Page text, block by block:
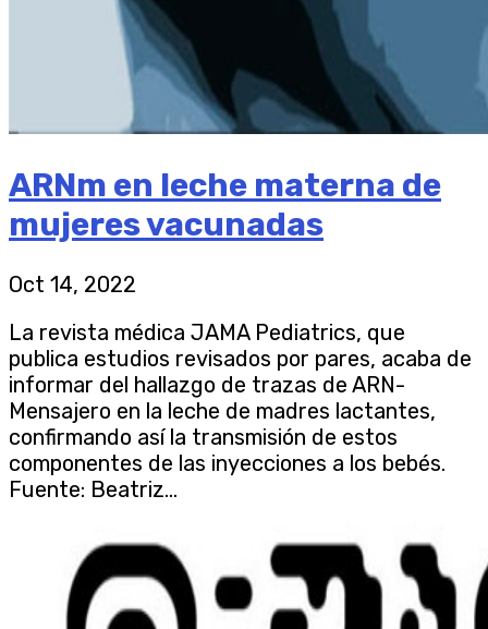
ARNm en leche materna de
mujeres vacunadas
Oct 14, 2022
La revista médica JAMA Pediatrics, que
publica estudios revisados por pares, acaba de
informar del hallazgo de trazas de ARN-
Mensajero en la leche de madres lactantes,
confirmando así la transmisión de estos
componentes de las inyecciones a los bebés.
Fuente: Beatriz...